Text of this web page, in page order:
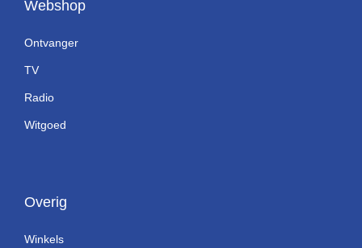
Webshop
Ontvanger
TV
Radio
Witgoed
Overig
Winkels